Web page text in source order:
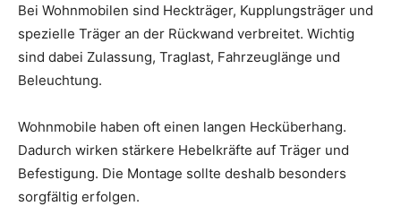
Bei Wohnmobilen sind Heckträger, Kupplungsträger und
spezielle Träger an der Rückwand verbreitet. Wichtig
sind dabei Zulassung, Traglast, Fahrzeuglänge und
Beleuchtung.
Wohnmobile haben oft einen langen Hecküberhang.
Dadurch wirken stärkere Hebelkräfte auf Träger und
Befestigung. Die Montage sollte deshalb besonders
sorgfältig erfolgen.